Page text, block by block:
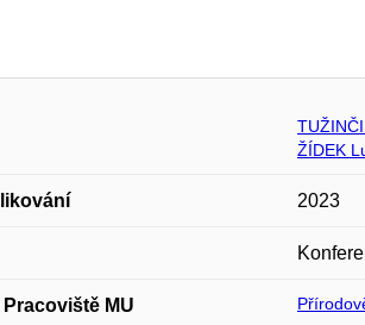
ŽÍDEK
2023
Pracoviště MU